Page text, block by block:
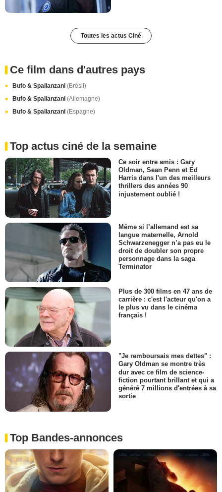
Toutes les actus Ciné
Ce film dans d'autres pays
Bufo & Spallanzani (Brésil)
Bufo & Spallanzani (Allemagne)
Bufo & Spallanzani (Espagne)
Top actus ciné de la semaine
Ce soir entre amis : Gary
Oldman, Sean Penn et Ed
Harris dans l'un des meilleurs
thrillers des années 90
injustement oublié !
Même si l’allemand est sa
langue maternelle, Arnold
Schwarzenegger n’a pas eu le
droit de doubler son propre
personnage dans la saga
Terminator
Plus de 300 films en 47 ans de
carrière : c'est l'acteur qu'on a
le plus vu dans le cinéma
français !
"Je remboursais mes dettes" :
Gary Oldman se montre très
dur avec ce film de science-
fiction pourtant brillant et qui a
généré 7 millions d'entrées à sa
sortie
Top Bandes-annonces